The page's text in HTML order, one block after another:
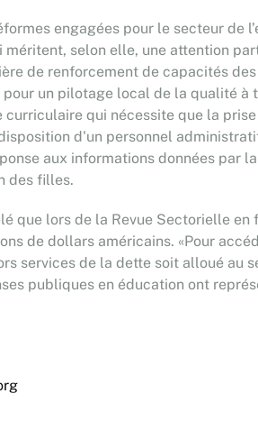
engagées pour le secteur de
selon elle, une attention
de renforcement de capacités
un pilotage local de la qualité
qui nécessite que la
d'un personnel
aux informations données par
des filles.
que lors de la Revue Sectorielle
de dollars américains. «Pour
services de la dette soit alloué au
publiques en éducation ont